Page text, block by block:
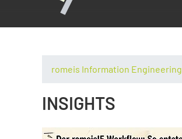
romeis Information Engineering
INSIGHTS